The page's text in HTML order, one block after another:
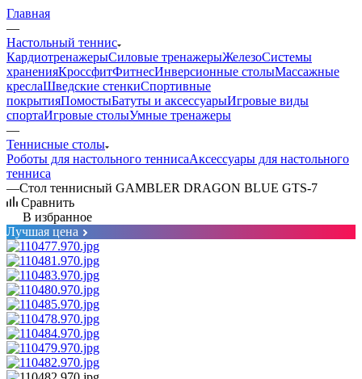
Главная
—
Настольный теннис
КардиотренажерыСиловые тренажерыЖелезоСистемы
храненияКроссфитФитнесИнверсионные столыМассажные
креслаШведские стенкиСпортивные
покрытияПомостыБатуты и аксессуарыИгровые виды
спортаИгровые столыУмные тренажеры
—
Теннисные столы
Роботы для настольного теннисаАксессуары для настольного
тенниса
—Стол теннисный GAMBLER DRAGON BLUE GTS-7
Сравнить
В избранное
Лучшая цена